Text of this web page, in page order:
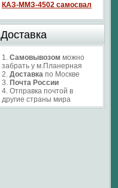
КАЗ-ММЗ-4502 самосвал
Доставка
1. Самовывозом можно
забрать у м.Планерная
2. Доставка по Москве
3. Почта России
4. Отправка почтой в
другие страны мира